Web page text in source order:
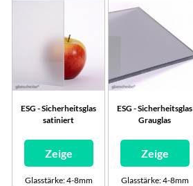
ESG - Sicherheitsglas
satiniert
Zeige
Glasstärke: 4-8mm
ESG - Sicherheitsglas
Grauglas
Zeige
Glasstärke: 4-8mm